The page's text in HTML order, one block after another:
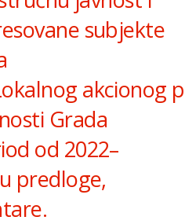
subjekte
og akcionog
i Grada
od 2022–
predloge,